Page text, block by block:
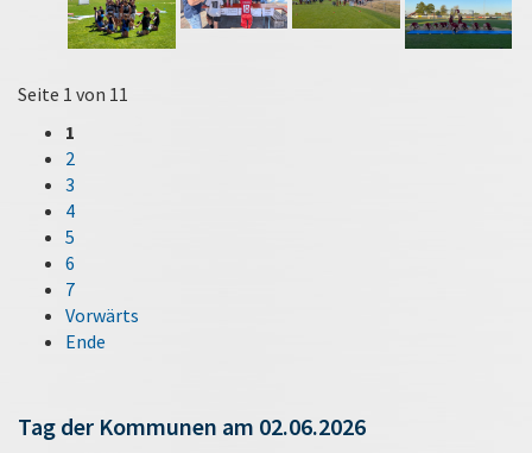
Seite 1 von 11
1
2
3
4
5
6
7
Vorwärts
Ende
Tag der Kommunen am 02.06.2026